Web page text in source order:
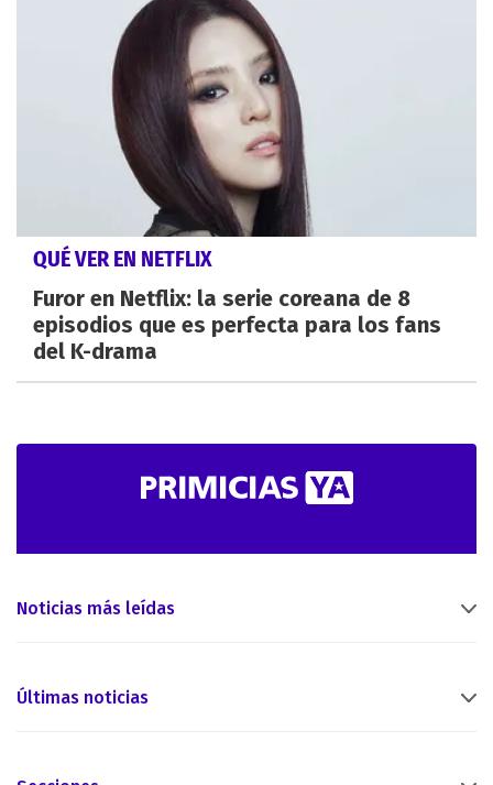
QUÉ VER EN NETFLIX
Furor en Netflix: la serie coreana de 8
episodios que es perfecta para los fans
del K-drama
Noticias más leídas
Últimas noticias